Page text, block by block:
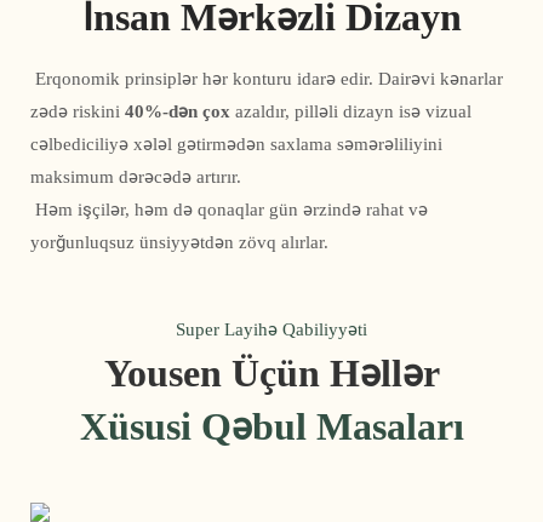
İnsan Mərkəzli Dizayn
zədə riskini 40%-dən çox azaldır, pilləli dizayn isə vizual
cəlbediciliyə xələl gətirmədən saxlama səmərəliliyini
maksimum dərəcədə artırır.
yorğunluqsuz ünsiyyətdən zövq alırlar.
Super Layihə Qabiliyyəti
Yousen Üçün Həllər
Xüsusi Qəbul Masaları